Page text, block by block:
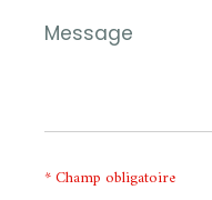
Message
*
* Champ obligatoire